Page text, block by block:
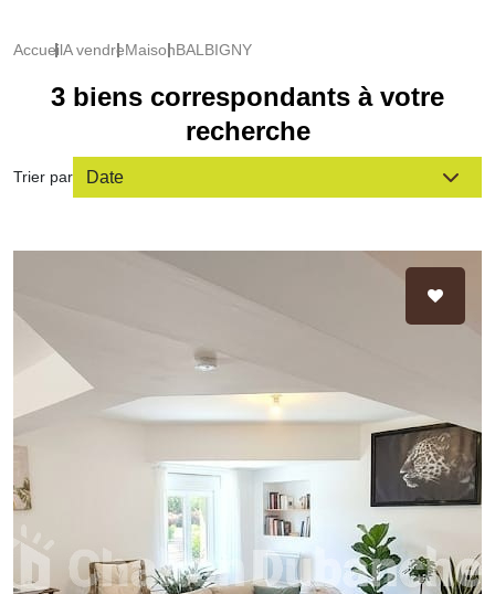
AccueilA vendreMaisonBALBIGNY
3 biens correspondants à votre
recherche
Trier par